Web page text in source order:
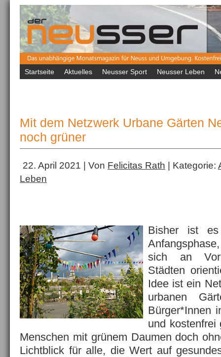
Startseite Aktuelles Neusser Sport Neusser Leben
Mit dem Netzwerk Urbane Gärten
noch grüner
22. April 2021 | Von Felicitas Rath | Kategorie:
Leben
Bisher ist
sich an
Städten
Idee ist ein
urbanen
Bürger*Innen
und kostenfrei
Menschen mit grünem Daumen doch
Lichtblick für alle, die Wert auf